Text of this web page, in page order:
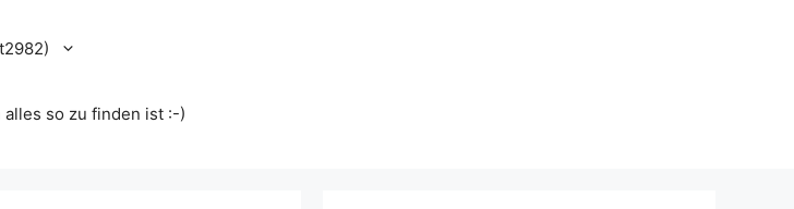
so zu finden ist :-)